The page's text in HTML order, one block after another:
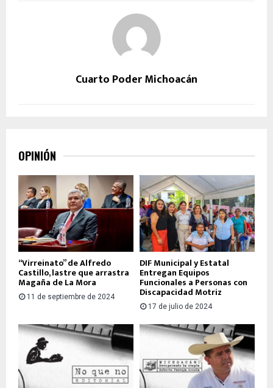
Cuarto Poder Michoacán
OPINIÓN
“Virreinato” de Alfredo
Castillo, lastre que arrastra
Magaña de La Mora
11 de septiembre de 2024
DIF Municipal y Estatal
Entregan Equipos
Funcionales a Personas con
Discapacidad Motriz
17 de julio de 2024